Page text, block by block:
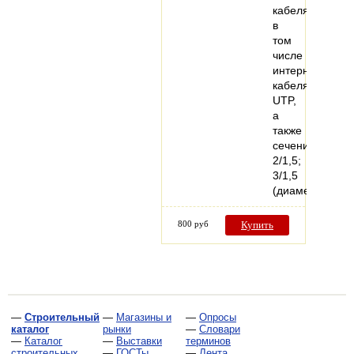
кабеля,
в
том
числе
интернет
кабеля
UTP,
а
также
сечением
2/1,5;
3/1,5
(диаметром…
800 руб Купить
— Строительный
каталог
— Каталог
— Магазины и
рынки
— Выставки
— Опросы
— Словари
терминов